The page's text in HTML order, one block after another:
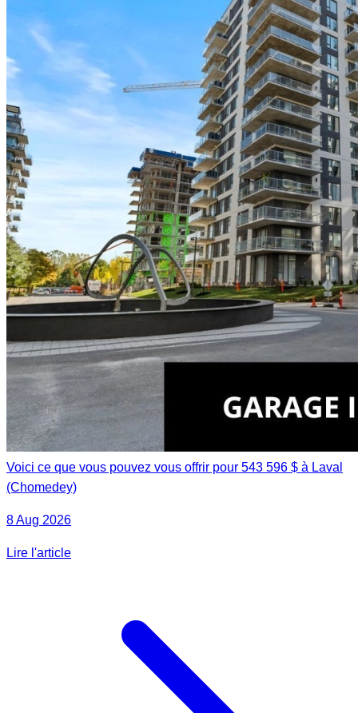
Voici ce que vous pouvez vous offrir pour 543 596 $ à Laval
(Chomedey)
8 Aug 2026
Lire l'article